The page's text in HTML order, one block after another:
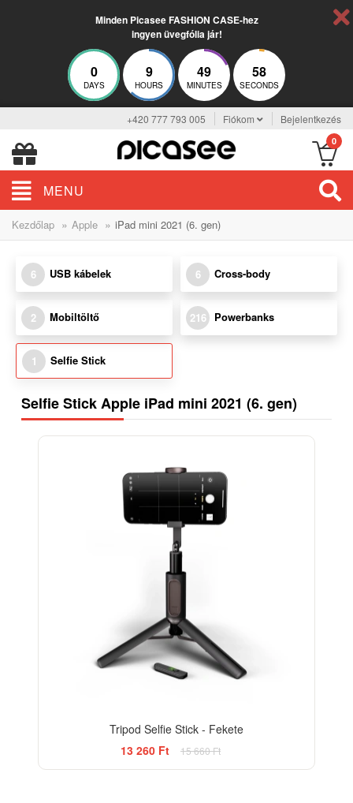
Minden Picasee FASHION CASE-hez
ingyen üvegfólia jár!
0
DAYS
9
HOURS
49
MINUTES
58
SECONDS
+420 777 793 005 Fiókom Bejelentkezés
0
MENU
Kezdőlap » Apple » iPad mini 2021 (6. gen)
6 USB kábelek 6 Cross-body
2 Mobiltöltő 216 Powerbanks
1 Selfie Stick
Selfie Stick Apple iPad mini 2021 (6. gen)
Tripod Selfie Stick - Fekete
13 260 Ft
15 660 Ft